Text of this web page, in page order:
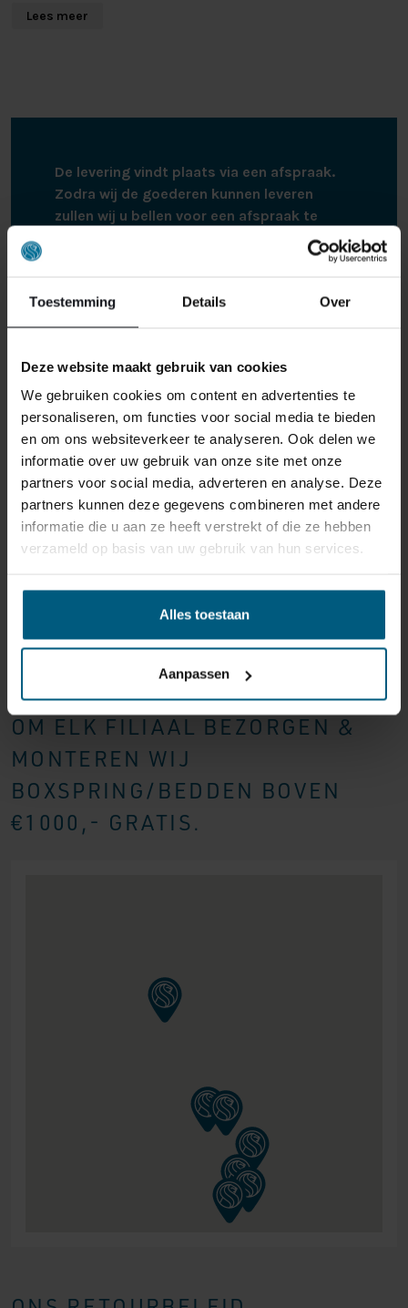
Toestemming Details Over
Deze website maakt gebruik van cookies
We gebruiken cookies om content en advertenties te
personaliseren, om functies voor social media te bieden
en om ons websiteverkeer te analyseren. Ook delen we
informatie over uw gebruik van onze site met onze
partners voor social media, adverteren en analyse. Deze
partners kunnen deze gegevens combineren met andere
informatie die u aan ze heeft verstrekt of die ze hebben
verzameld op basis van uw gebruik van hun services.
Alles toestaan
Aanpassen
ergonomische ondersteuning in het dagelijks gebruik.
moet worden.
De combinatie van moderne techniek, hoogwaardige
materialen en tijdloze elegantie maakt de
Elba Firenze
luxe slaapkamerbeleving.
Lees meer
De levering vindt plaats via een afspraak.
Zodra wij de goederen kunnen leveren
zullen wij u bellen voor een afspraak te
thuisbezorgd op de begane grond. Bij
montage monteren wij de boxspring op de
verpakking materialen weer mee terug,
zodat alles netjes achtergelaten wordt. De
boxspring zit netjes verpakt in karton en
plastic om eventuele schade te voorkomen.
BINNNEN EEN STRAAL VAN 40KM
OM ELK FILIAAL BEZORGEN &
MONTEREN WIJ
BOXSPRING/BEDDEN BOVEN
€1000,- GRATIS.